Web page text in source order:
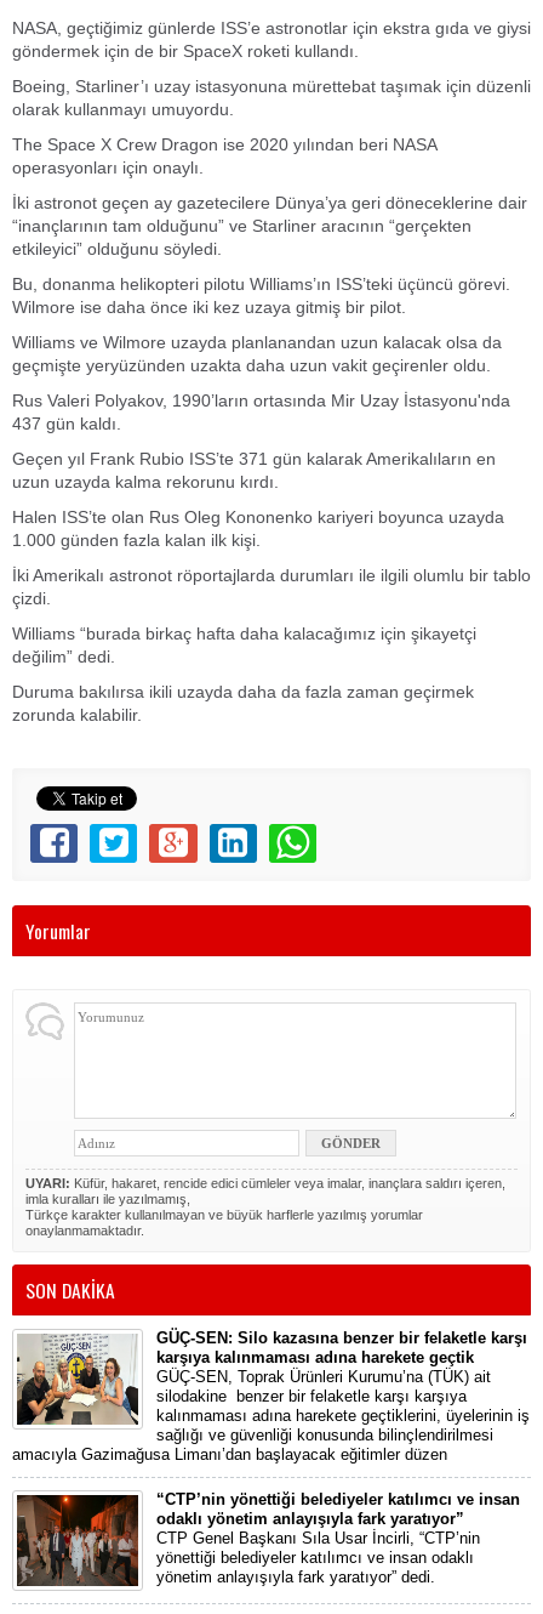
NASA, geçtiğimiz günlerde ISS’e astronotlar için ekstra gıda ve giysi
göndermek için de bir SpaceX roketi kullandı.
Boeing, Starliner’ı uzay istasyonuna mürettebat taşımak için düzenli
olarak kullanmayı umuyordu.
The Space X Crew Dragon ise 2020 yılından beri NASA
operasyonları için onaylı.
İki astronot geçen ay gazetecilere Dünya’ya geri döneceklerine dair
“inançlarının tam olduğunu” ve Starliner aracının “gerçekten
etkileyici” olduğunu söyledi.
Bu, donanma helikopteri pilotu Williams’ın ISS’teki üçüncü görevi.
Wilmore ise daha önce iki kez uzaya gitmiş bir pilot.
Williams ve Wilmore uzayda planlanandan uzun kalacak olsa da
geçmişte yeryüzünden uzakta daha uzun vakit geçirenler oldu.
Rus Valeri Polyakov, 1990’ların ortasında Mir Uzay İstasyonu'nda
437 gün kaldı.
Geçen yıl Frank Rubio ISS’te 371 gün kalarak Amerikalıların en
uzun uzayda kalma rekorunu kırdı.
Halen ISS’te olan Rus Oleg Kononenko kariyeri boyunca uzayda
1.000 günden fazla kalan ilk kişi.
İki Amerikalı astronot röportajlarda durumları ile ilgili olumlu bir tablo
çizdi.
Williams “burada birkaç hafta daha kalacağımız için şikayetçi
değilim” dedi.
Duruma bakılırsa ikili uzayda daha da fazla zaman geçirmek
zorunda kalabilir.
Yorumlar
UYARI: Küfür, hakaret, rencide edici cümleler veya imalar, inançlara saldırı içeren,
imla kuralları ile yazılmamış,
Türkçe karakter kullanılmayan ve büyük harflerle yazılmış yorumlar
onaylanmamaktadır.
SON DAKİKA
GÜÇ-SEN: Silo kazasına benzer bir felaketle karşı
karşıya kalınmaması adına harekete geçtik
GÜÇ-SEN, Toprak Ürünleri Kurumu’na (TÜK) ait
silodakine benzer bir felaketle karşı karşıya
kalınmaması adına harekete geçtiklerini, üyelerinin iş
sağlığı ve güvenliği konusunda bilinçlendirilmesi
amacıyla Gazimağusa Limanı’dan başlayacak eğitimler düzen
“CTP’nin yönettiği belediyeler katılımcı ve insan
odaklı yönetim anlayışıyla fark yaratıyor”
CTP Genel Başkanı Sıla Usar İncirli, “CTP’nin
yönettiği belediyeler katılımcı ve insan odaklı
yönetim anlayışıyla fark yaratıyor” dedi.